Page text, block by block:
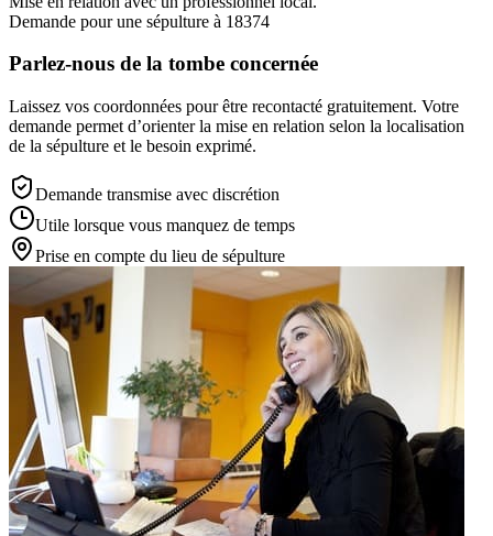
Demande pour une sépulture à 18374
Parlez-nous de la tombe concernée
Laissez vos coordonnées pour être recontacté gratuitement. Votre
demande permet d’orienter la mise en relation selon la localisation
de la sépulture et le besoin exprimé.
Demande transmise avec discrétion
Utile lorsque vous manquez de temps
Prise en compte du lieu de sépulture